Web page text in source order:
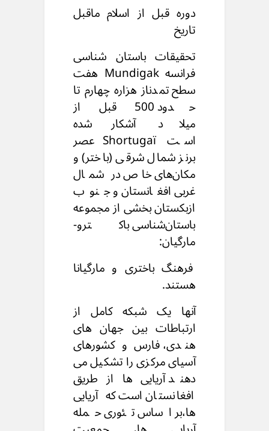
دوره قبل از اسلام ماقبل
تاریخ
تحقیقات باستان شناسی
فرانسه Mundigak هفت
سطح تمدناز هزاره چهارم تا
حدود 500 قبل از
میلاد آشکار شده
است عصر
برنز شمال شرقی (باختر)و
مکان‌های خاص در شمال
غربی افغانستان و جنوب
ازبکستانبخشی از مجموعه
باستان‌شناسی باکترو-
مارگیان:
فرهنگ باختری و مارگیانا
هستند.
آنها یک شبکه کامل از
ارتباطات بین جهان های
هندی،فارس و کشورهای
آسیای مرکزی را تشکیل می
دهندآریایی ها از طریق
افغانستان است که آریایی
ها،بر اساس تئوری حمله